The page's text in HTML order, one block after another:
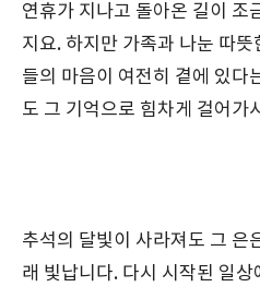
연휴가 지나고 돌아온 길이 조
지요. 하지만 가족과 나눈 따
들의 마음이 여전히 곁에 있다
도 그 기억으로 힘차게 걸어가
추석의 달빛이 사라져도 그 은
래 빛납니다. 다시 시작된 일